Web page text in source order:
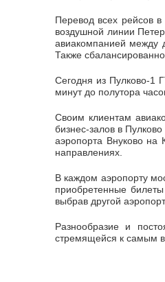
Перевод всех рейсов
воздушной линии
авиакомпанией между
Также
Сегодня из Пулково-1
минут до полутора
Своим клиентам
бизнес-залов в
аэропорта Внуково на
направлениях.
В каждом аэропорту
приобретенные
выбрав другой
Разнообразие и
стремящейся к самым